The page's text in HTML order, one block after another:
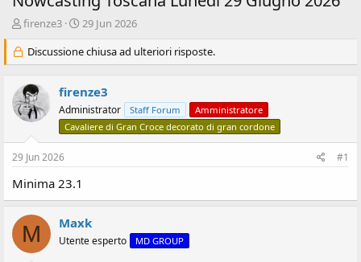
A
t
o
e
d
i
c
u
s
o
n
e
firenze3
D
t
a
'
i
n
i
29 Jun 2026
Discussione chiusa ad ulteriori risposte.
firenze3
Administrator Staff Forum
Amministratore
Cavaliere di Gran Croce decorato di gran cordone
29 Jun 2026 #1
Minima 23.1
M Maxk
Utente esperto MD GROUP